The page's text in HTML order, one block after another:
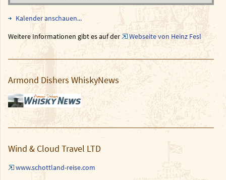
Kalender anschauen...
Weitere Informationen gibt es auf der
Webseite von Heinz Fesl
Armond Dishers WhiskyNews
Wind & Cloud Travel LTD
www.schottland-reise.com